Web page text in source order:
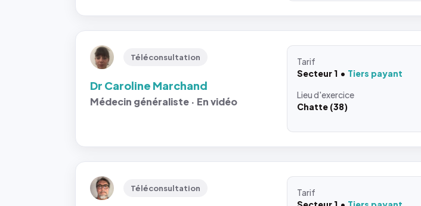
Téléconsultation
Dr Caroline Marchand
Médecin généraliste · En vidéo
Tarif
Secteur 1
Tiers payant
Lieud'exercice
Chatte (38)
Téléconsultation
Tarif